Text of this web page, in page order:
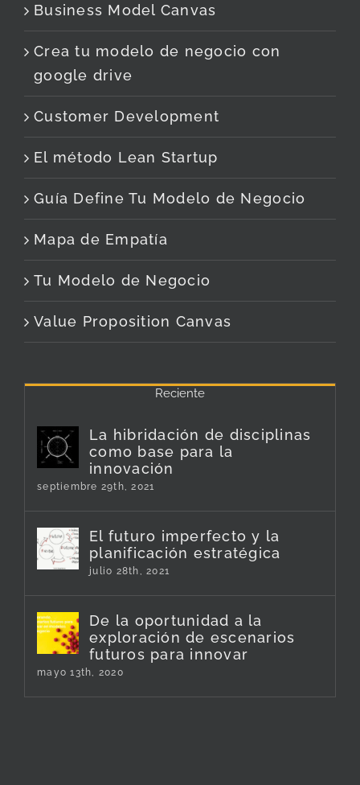
Business Model Canvas
Crea tu modelo de negocio con
google drive
Customer Development
El método Lean Startup
Guía Define Tu Modelo de Negocio
Mapa de Empatía
Tu Modelo de Negocio
Value Proposition Canvas
Reciente
La hibridación de disciplinas
como base para la
innovación
septiembre 29th, 2021
El futuro imperfecto y la
planificación estratégica
julio 28th, 2021
De la oportunidad a la
exploración de escenarios
futuros para innovar
mayo 13th, 2020